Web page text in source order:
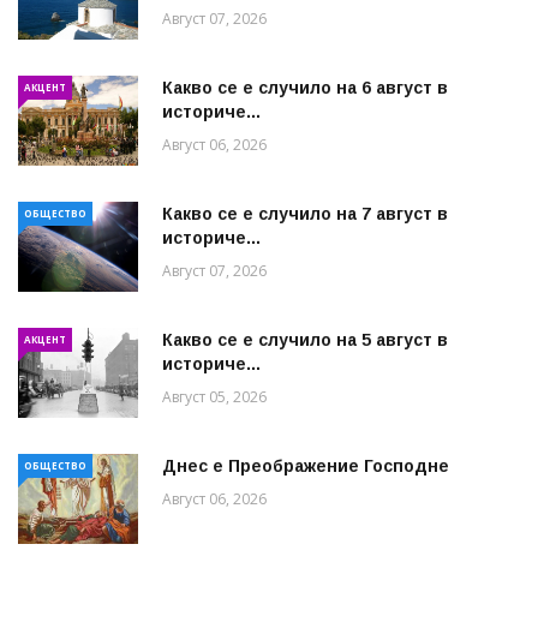
Август 07, 2026
АКЦЕНТ
Какво се е случило на 6 август в
историче...
Август 06, 2026
ОБЩЕСТВО
Какво се е случило на 7 август в
историче...
Август 07, 2026
АКЦЕНТ
Какво се е случило на 5 август в
историче...
Август 05, 2026
ОБЩЕСТВО Днес е Преображение Господне
Август 06, 2026